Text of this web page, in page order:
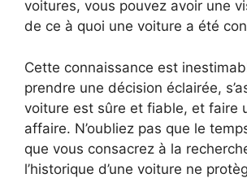
voitures, vous pouvez avoir une
de ce à quoi une voiture a été
Cette connaissance est
prendre une décision éclairée,
voiture est sûre et fiable, et faire
affaire. N’oubliez pas que le
que vous consacrez à la
l’historique d’une voiture ne